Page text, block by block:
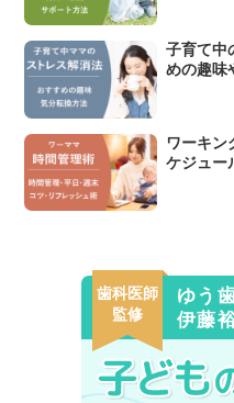
子育て中
めの趣味
ワーキン
ケジュー
歯科医師
監修
ゆう
伊藤